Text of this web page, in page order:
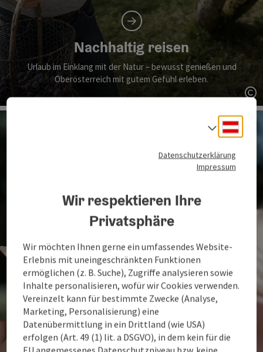
Nachhaltig reisen
Urlaub im Einklang mit der Natur – bewusst genießen und
Oberösterreich mit gutem Gefühl erleben.
Datenschutzerklärung
Impressum
Wir respektieren Ihre
Privatsphäre
Wir möchten Ihnen gerne ein umfassendes Website-
Erlebnis mit uneingeschränkten Funktionen
ermöglichen (z. B. Suche), Zugriffe analysieren sowie
Inhalte personalisieren, wofür wir Cookies verwenden.
Vereinzelt kann für bestimmte Zwecke (Analyse,
Marketing, Personalisierung) eine
Datenübermittlung in ein Drittland (wie USA)
erfolgen (Art. 49 (1) lit. a DSGVO), in dem kein für die